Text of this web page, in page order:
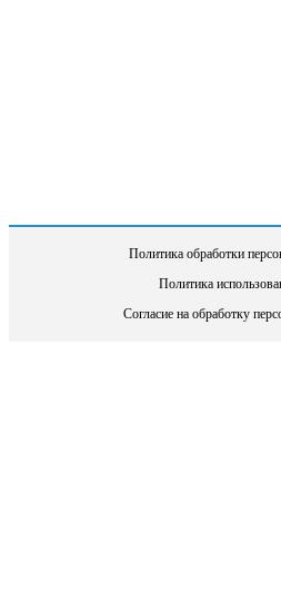
Политика обработки
Политика
Согласие на обработку